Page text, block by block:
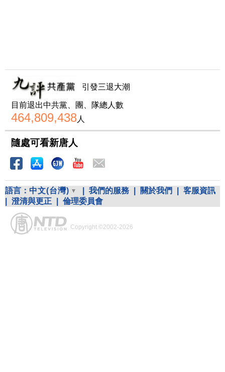
引發三退大潮
目前退出中共黨、團、隊總人數
464,809,438人
隨處可看新唐人
語言： 中文(台灣) 我們的服務 關於我們
客服資訊
澄清與更正 倫理委員會
Copyright ©2002-2026